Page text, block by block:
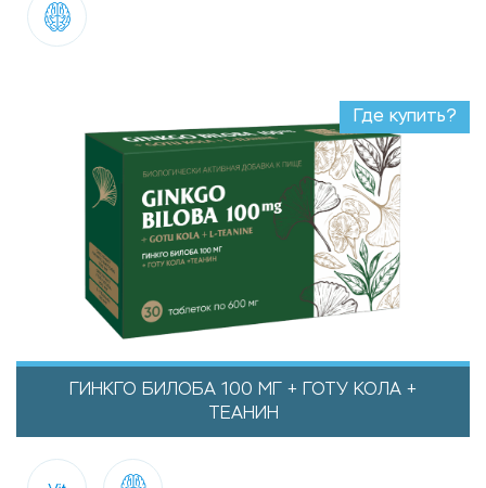
ГИНКГО БИЛОБА 100 МГ + ГОТУ КОЛА +
ТЕАНИН
Где купить?